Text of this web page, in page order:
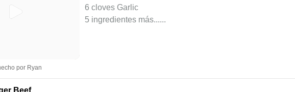
6 cloves Garlic
5 ingredientes más...
por Ryan
Beef